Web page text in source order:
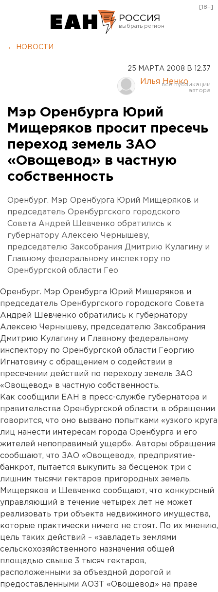
РОССИЯ
Курган
Оренбург
[18+]
← НОВОСТИ
25 МАРТА 2008 В 12:37
Илья Ненко
Мэр Оренбурга Юрий
Мищеряков просит пресечь
переход земель ЗАО
«Овощевод» в частную
собственность
Оренбург. Мэр Оренбурга Юрий Мищеряков и
председатель Оренбургского городского
Совета Андрей Шевченко обратились к
губернатору Алексею Чернышеву,
председателю Заксобрания Дмитрию Кулагину и
Главному федеральному инспектору по
Оренбургской области Гео
Оренбург. Мэр Оренбурга Юрий Мищеряков и
председатель Оренбургского городского Совета
Андрей Шевченко обратились к губернатору
Алексею Чернышеву, председателю Заксобрания
Дмитрию Кулагину и Главному федеральному
инспектору по Оренбургской области Георгию
Игнатовичу с обращением о содействии в
пресечении действий по переходу земель ЗАО
«Овощевод» в частную собственность.
Как сообщили ЕАН в пресс-службе губернатора и
правительства Оренбургской области, в обращении
говорится, что оно вызвано попытками «узкого круга
лиц нанести интересам города Оренбурга и его
жителей непоправимый ущерб». Авторы обращения
сообщают, что ЗАО «Овощевод», предприятие-
банкрот, пытается выкупить за бесценок три с
лишним тысячи гектаров пригородных земель.
Мищеряков и Шевченко сообщают, что конкурсный
управляющий в течение четырех лет не может
реализовать три объекта недвижимого имущества,
которые практически ничего не стоят. По их мнению,
цель таких действий – «завладеть землями
сельскохозяйственного назначения общей
площадью свыше 3 тысяч гектаров,
расположенными за объездной дорогой и
предоставленными АОЗТ «Овощевод» на праве